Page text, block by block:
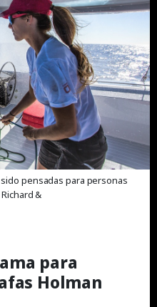
pensadas para personas
&
para
Holman